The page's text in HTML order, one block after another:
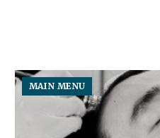
MAIN MENU